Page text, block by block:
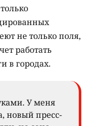
не только поля,
работать
в городах.
У меня
новый пресс-